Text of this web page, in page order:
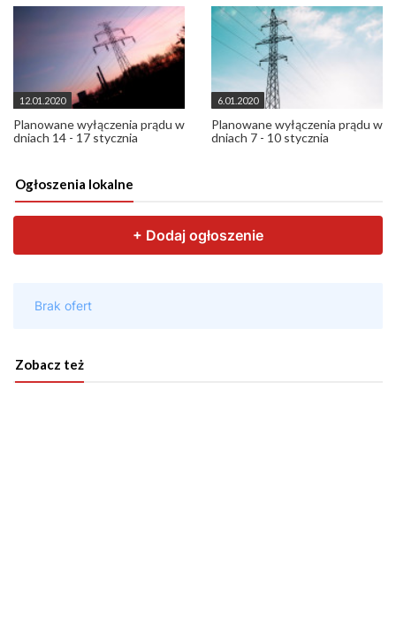
12.01.2020
Planowane wyłączenia prądu w
dniach 14 - 17 stycznia
6.01.2020
Planowane wyłączenia prądu w
dniach 7 - 10 stycznia
Ogłoszenia lokalne
Zobacz też